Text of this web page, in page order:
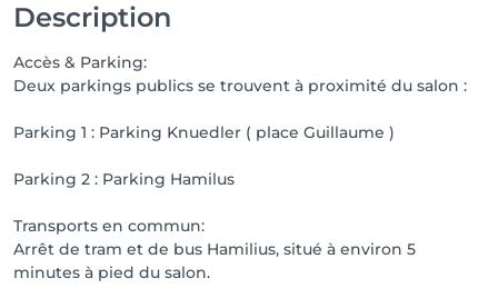
Description
Accès & Parking:
Deux parkings publics se trouvent à proximité du salon :
Parking 1 : Parking Knuedler ( place Guillaume )
Parking 2 : Parking Hamilus
Transports en commun:
Arrêt de tram et de bus Hamilius, situé à environ 5
minutes à pied du salon.